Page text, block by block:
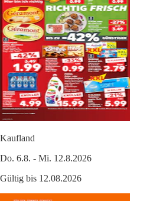
Kaufland
Do. 6.8. - Mi. 12.8.2026
Gültig bis 12.08.2026